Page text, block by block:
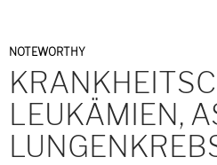
NOTEWORTHY
LEUKÄMIEN,